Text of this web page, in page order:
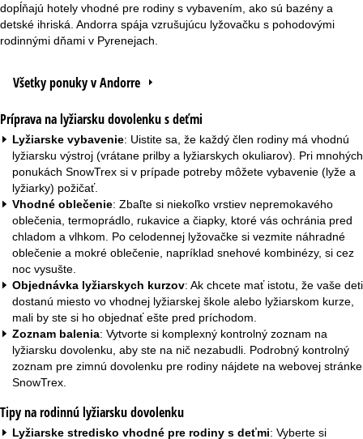
dopĺňajú hotely vhodné pre rodiny s vybavením, ako sú bazény a
detské ihriská. Andorra spája vzrušujúcu lyžovačku s pohodovými
rodinnými dňami v Pyrenejach.
Všetky ponuky v Andorre
Príprava na lyžiarsku dovolenku s deťmi
Lyžiarske vybavenie: Uistite sa, že každý člen rodiny má vhodnú
lyžiarsku výstroj (vrátane prilby a lyžiarskych okuliarov). Pri mnohých
ponukách SnowTrex si v prípade potreby môžete vybavenie (lyže a
lyžiarky) požičať.
Vhodné oblečenie: Zbaľte si niekoľko vrstiev nepremokavého
oblečenia, termoprádlo, rukavice a čiapky, ktoré vás ochránia pred
chladom a vlhkom. Po celodennej lyžovačke si vezmite náhradné
oblečenie a mokré oblečenie, napríklad snehové kombinézy, si cez
noc vysušte.
Objednávka lyžiarskych kurzov: Ak chcete mať istotu, že vaše deti
dostanú miesto vo vhodnej lyžiarskej škole alebo lyžiarskom kurze,
mali by ste si ho objednať ešte pred príchodom.
Zoznam balenia: Vytvorte si komplexný kontrolný zoznam na
lyžiarsku dovolenku, aby ste na nič nezabudli. Podrobný kontrolný
zoznam pre zimnú dovolenku pre rodiny nájdete na webovej stránke
SnowTrex.
Tipy na rodinnú lyžiarsku dovolenku
Lyžiarske stredisko vhodné pre rodiny s deťmi: Vyberte si